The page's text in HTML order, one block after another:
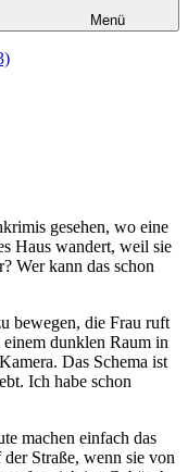
Menü
gesehen, wo eine
Haus wandert, weil sie
Wer kann das schon
bewegen, die Frau ruft
dunklen Raum in
Das Schema ist
Ich habe schon
machen einfach das
Straße, wenn sie von